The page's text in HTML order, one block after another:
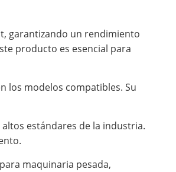
garantizando un rendimiento
producto es esencial para
los modelos compatibles. Su
estándares de la industria.
maquinaria pesada,